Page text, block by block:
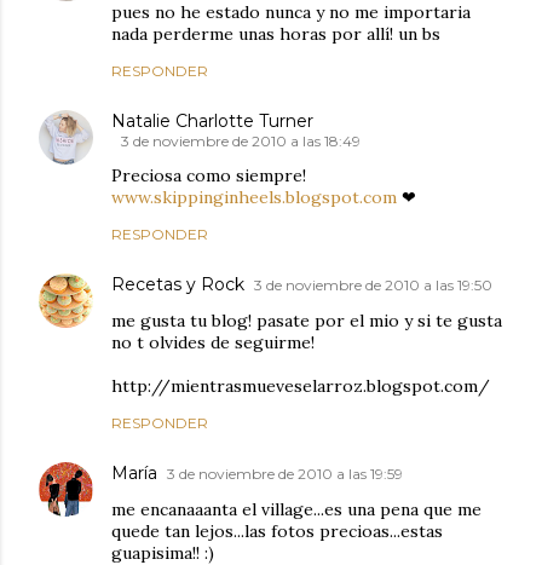
pues no he estado nunca y no me importaria
nada perderme unas horas por allí! un bs
RESPONDER
Natalie Charlotte Turner
3 de noviembre de 2010 a las 18:49
Preciosa como siempre!
www.skippinginheels.blogspot.com ❤
RESPONDER
Recetas y Rock 3 de noviembre de 2010 a las 19:50
me gusta tu blog! pasate por el mio y si te gusta
no t olvides de seguirme!
http://mientrasmueveselarroz.blogspot.com/
RESPONDER
María 3 de noviembre de 2010 a las 19:59
me encanaaanta el village...es una pena que me
quede tan lejos...las fotos precioas...estas
guapisima!! :)